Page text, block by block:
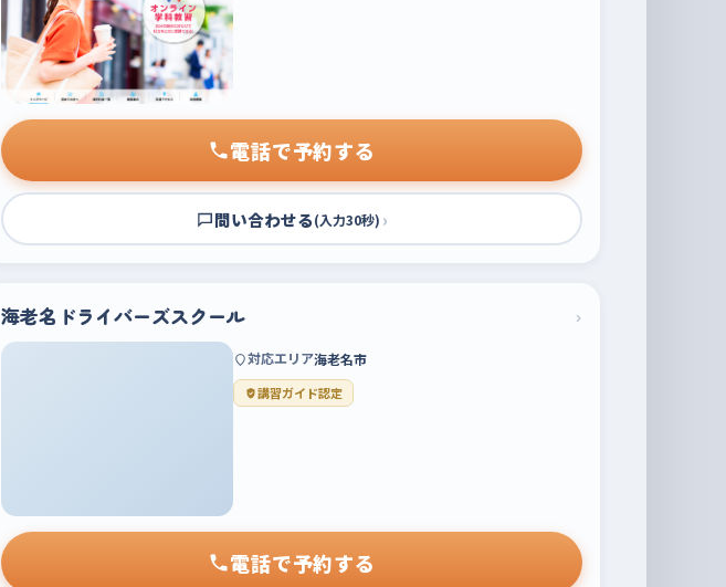
電話で予約する
問い合わせる(入力30秒) ›
海老名ドライバーズスクール ›
対応エリア海老名市
講習ガイド認定
電話で予約する